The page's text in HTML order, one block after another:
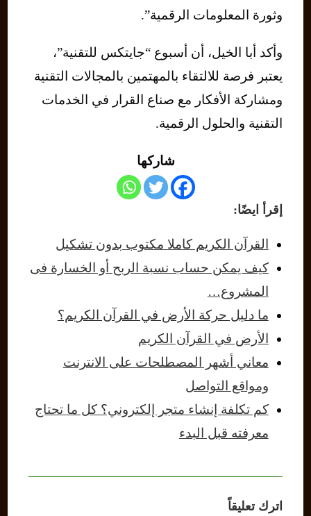
وثورة المعلومات الرقمية”.
وأكد أبا الخيل، أن أسبوع “جايتكس للتقنية”،
يعتبر فرصة للالتقاء بالمهتمين بالمجالات التقنية
ومشاركة الأفكار مع صناع القرار في الخدمات
التقنية والحلول الرقمية.
شاركها
إقرأ ايضًا:
القرآن الكريم كاملا مكتوب بدون تشكيل
كيف يمكن حساب نسبة الربح أو الخسارة فى
المشروع…
ما دليل حركة الأرض في القرآن الكريم؟
الأرض في القرآن الكريم
معاني أشهر المصطلحات على الانترنت
ومواقع التواصل
كم تكلفة إنشاء متجر إلكتروني؟ كل ما تحتاج
معرفته قبل البدء
اترك تعليقاً